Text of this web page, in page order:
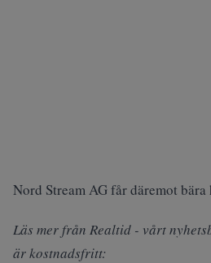
Nord Stream AG får däremot bära
Läs mer från Realtid - vårt
är kostnadsfritt: